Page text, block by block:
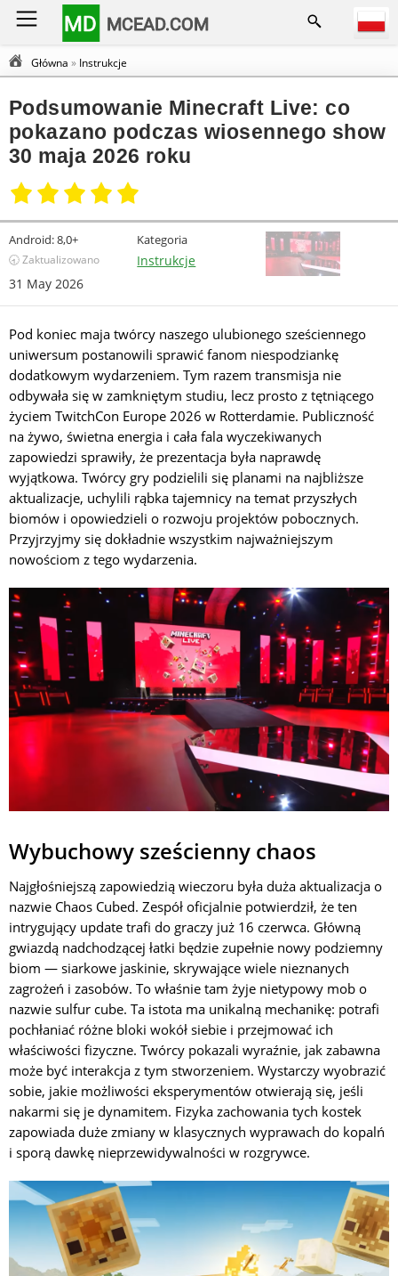
MD MCEAD.COM
Główna » Instrukcje
Podsumowanie Minecraft Live: co
pokazano podczas wiosennego show
30 maja 2026 roku
Android:8,0+
🕣 Zaktualizowano
31 May 2026
Kategoria
Instrukcje
Pod koniec maja twórcy naszego ulubionego sześciennego
uniwersum postanowili sprawić fanom niespodziankę
dodatkowym wydarzeniem. Tym razem transmisja nie
odbywała się w zamkniętym studiu, lecz prosto z tętniącego
życiem TwitchCon Europe 2026 w Rotterdamie. Publiczność
na żywo, świetna energia i cała fala wyczekiwanych
zapowiedzi sprawiły, że prezentacja była naprawdę
wyjątkowa. Twórcy gry podzielili się planami na najbliższe
aktualizacje, uchylili rąbka tajemnicy na temat przyszłych
biomów i opowiedzieli o rozwoju projektów pobocznych.
Przyjrzyjmy się dokładnie wszystkim najważniejszym
nowościom z tego wydarzenia.
Wybuchowy sześcienny chaos
Najgłośniejszą zapowiedzią wieczoru była duża aktualizacja o
nazwie Chaos Cubed. Zespół oficjalnie potwierdził, że ten
intrygujący update trafi do graczy już 16 czerwca. Główną
gwiazdą nadchodzącej łatki będzie zupełnie nowy podziemny
biom — siarkowe jaskinie, skrywające wiele nieznanych
zagrożeń i zasobów. To właśnie tam żyje nietypowy mob o
nazwie sulfur cube. Ta istota ma unikalną mechanikę: potrafi
pochłaniać różne bloki wokół siebie i przejmować ich
właściwości fizyczne. Twórcy pokazali wyraźnie, jak zabawna
może być interakcja z tym stworzeniem. Wystarczy wyobrazić
sobie, jakie możliwości eksperymentów otwierają się, jeśli
nakarmi się je dynamitem. Fizyka zachowania tych kostek
zapowiada duże zmiany w klasycznych wyprawach do kopalń
i sporą dawkę nieprzewidywalności w rozgrywce.